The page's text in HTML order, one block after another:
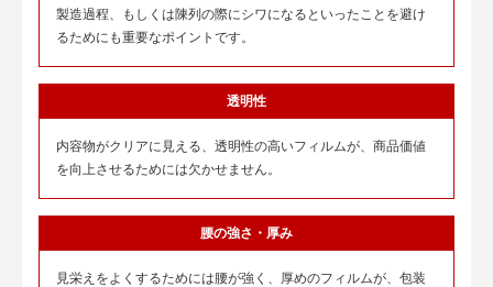
製造過程、もしくは陳列の際にシワになるといったことを避け
るためにも重要なポイントです。
透明性
内容物がクリアに見える、透明性の高いフィルムが、商品価値
を向上させるためには欠かせません。
腰の強さ・厚み
見栄えをよくするためには腰が強く、厚めのフィルムが、包装